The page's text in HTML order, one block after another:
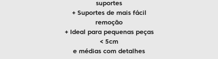
suportes
+ Suportes de mais fácil
remoção
+ Ideal para pequenas peças
< 5cm
e médias com detalhes